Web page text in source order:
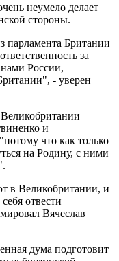
неумело делает
стороны.
парламента Британии
за
России,
- уверен
и
что как только
на Родину, с ними
в Великобритании, и
отвести
Вячеслав
дума подготовит